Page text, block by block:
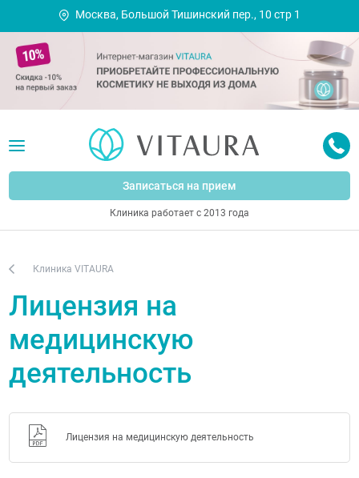
Москва, Большой Тишинский пер., 10 стр 1
Записаться на прием
Клиника работает с 2013 года
Клиника VITAURA
Лицензия на
медицинскую
деятельность
Лицензия на медицинскую деятельность